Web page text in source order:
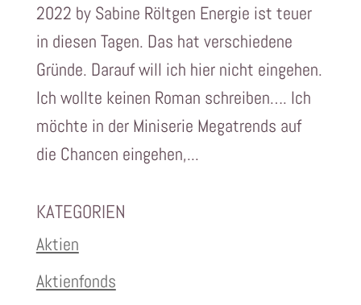
2022 by Sabine Röltgen Energie ist teuer
in diesen Tagen. Das hat verschiedene
Gründe. Darauf will ich hier nicht eingehen.
Ich wollte keinen Roman schreiben…. Ich
möchte in der Miniserie Megatrends auf
die Chancen eingehen,...
KATEGORIEN
Aktien
Aktienfonds